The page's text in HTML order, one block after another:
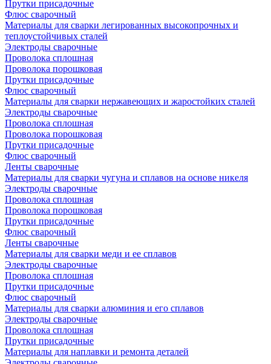
Прутки присадочные
Флюс сварочный
Материалы для сварки легированных высокопрочных и
теплоустойчивых сталей
Электроды сварочные
Проволока сплошная
Проволока порошковая
Прутки присадочные
Флюс сварочный
Материалы для сварки нержавеющих и жаростойких сталей
Электроды сварочные
Проволока сплошная
Проволока порошковая
Прутки присадочные
Флюс сварочный
Ленты сварочные
Материалы для сварки чугуна и сплавов на основе никеля
Электроды сварочные
Проволока сплошная
Проволока порошковая
Прутки присадочные
Флюс сварочный
Ленты сварочные
Материалы для сварки меди и ее сплавов
Электроды сварочные
Проволока сплошная
Прутки присадочные
Флюс сварочный
Материалы для сварки алюминия и его сплавов
Электроды сварочные
Проволока сплошная
Прутки присадочные
Материалы для наплавки и ремонта деталей